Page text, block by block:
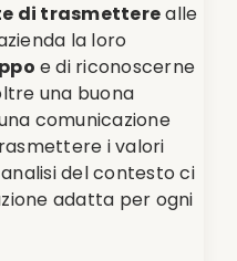
di trasmetterealle
la loro
e di riconoscerne
una buona
comunicazione
i valori
del contesto ci
adatta per ogni